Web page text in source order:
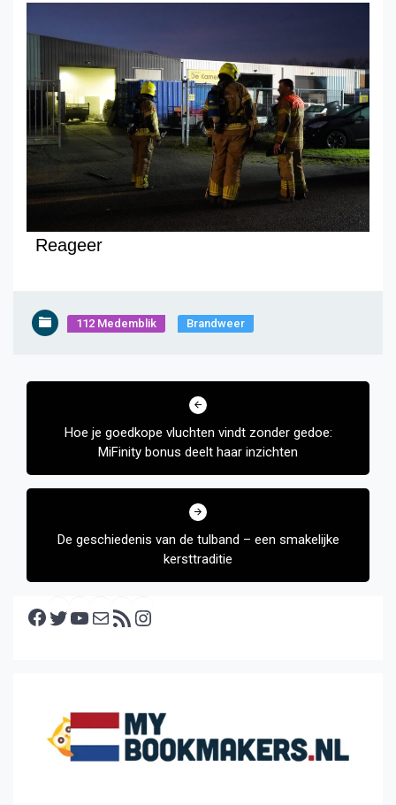
Reageer
112 Medemblik Brandweer
Bericht
Hoe je goedkope vluchten vindt zonder gedoe:
MiFinity bonus deelt haar inzichten
De geschiedenis van de tulband – een smakelijke
kersttraditie
Facebook Twitter YouTube E-mail RSS feed